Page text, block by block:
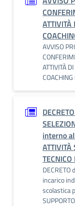
AVVISO
ATTIVITÀ
interno
ATTIVITÀ
DECRETO
incarico
scolastica